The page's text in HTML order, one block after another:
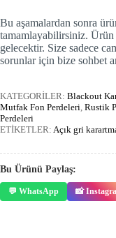
Bu aşamalardan sonra
tamamlayabilirsiniz. Ürün
gelecektir. Size sadece
sorunlar için bize sohbet
KATEGORİLER: Blackout
Mutfak Fon Perdeleri Rustik
Perdeleri
ETİKETLER: Açık gri
Bu Ürünü Paylaş:
💬 WhatsApp 📸